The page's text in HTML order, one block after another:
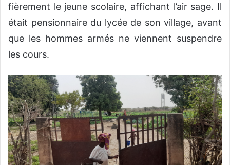
fièrement le jeune scolaire, affichant l’air sage. Il
était pensionnaire du lycée de son village, avant
que les hommes armés ne viennent suspendre
les cours.